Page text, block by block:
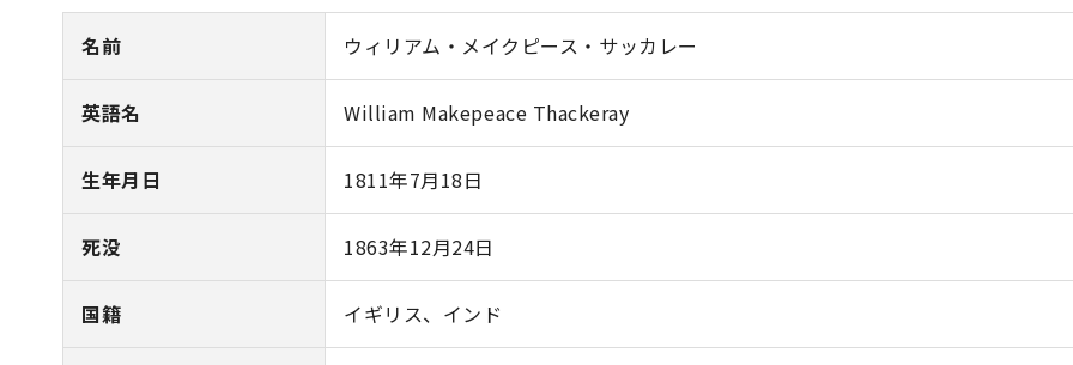
名前 ウィリアム・メイクピース・サッカレー
英語名 William Makepeace Thackeray
生年月日 1811年7月18日
死没 1863年12月24日
国籍 イギリス、インド